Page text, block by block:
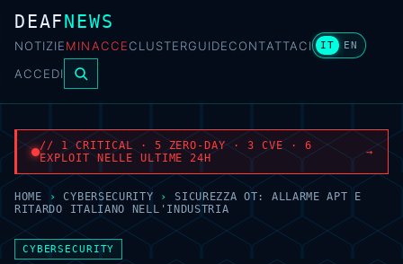
DEAFNEWS
NOTIZIEMINACCECLUSTERGUIDECONTATTACI IT EN
ACCEDI
// 1 CRITICAL · 5 ZERO-DAY · 3 CVE · 6
EXPLOIT NELLE ULTIME 24H
→
HOME › CYBERSECURITY ›
SICUREZZA OT: ALLARME APT E
RITARDO ITALIANO NELL'INDUSTRIA
CYBERSECURITY